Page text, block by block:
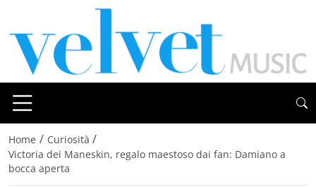
Home / Curiosità /
Victoria dei Maneskin, regalo maestoso dai fan: Damiano a
bocca aperta